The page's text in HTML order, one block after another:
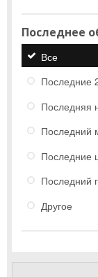
Последнее
Все
Последние
Последняя
Последний
Последние
Последний
Другое